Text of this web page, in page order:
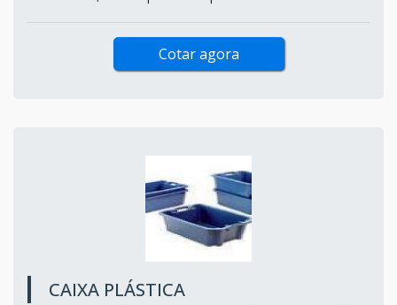
Cotar agora
CAIXA PLÁSTICA